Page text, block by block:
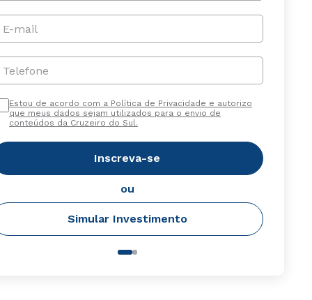
E-mail
Telefone
Estou de acordo com a Política de Privacidade e autorizo
que meus dados sejam utilizados para o envio de
conteúdos da Cruzeiro do Sul.
Inscreva-se
ou
Simular Investimento